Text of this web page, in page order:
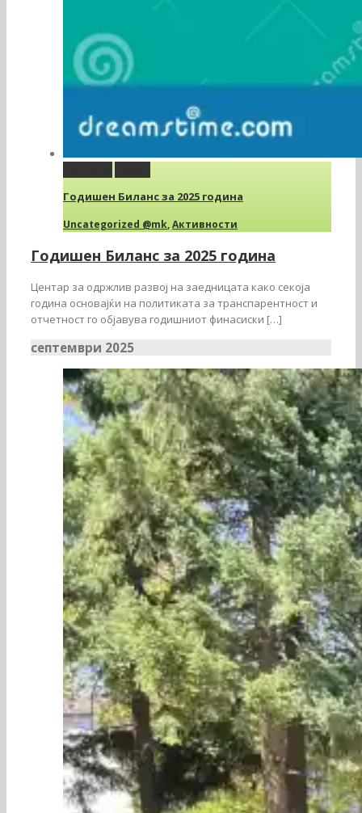
Годишен Биланс за 2025 година
Uncategorized @mk,Активности
Годишен Биланс за 2025 година
Центар за одржлив развој на заедницата како секоја
година основајќи на политиката за транспарентност и
отчетност го објавува годишниот финасиски […]
септември 2025